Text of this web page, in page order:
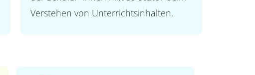
Verstehen von Unterrichtsinhalten.